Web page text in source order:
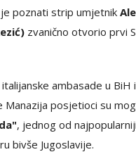
poznati strip umjetnik
zvanično otvorio prvi
ambasade u BiH i
Manazija posjetioci su
, jednog od
bivše Jugoslavije.